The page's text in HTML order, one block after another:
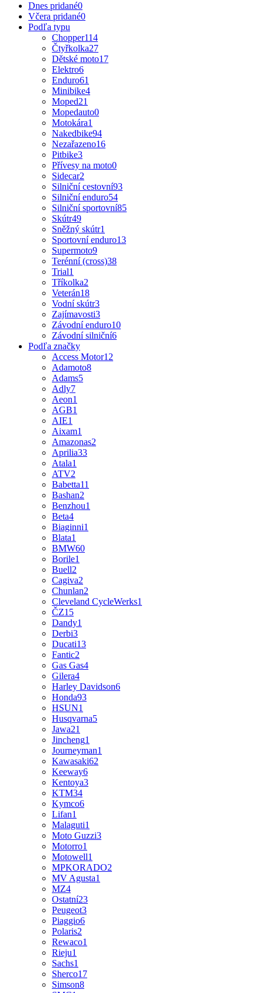
Dnes pridané0
Včera pridané0
Podľa typu
Chopper114
Čtyřkolka27
Dětské moto17
Elektro6
Enduro61
Minibike4
Moped21
Mopedauto0
Motokára1
Nakedbike94
Nezařazeno16
Pitbike3
Přívesy na moto0
Sidecar2
Silniční cestovní93
Silniční enduro54
Silniční sportovní85
Skútr49
Sněžný skútr1
Sportovní enduro13
Supermoto9
Terénní (cross)38
Trial1
Tříkolka2
Veterán18
Vodní skútr3
Zajímavosti3
Závodní enduro10
Závodní silniční6
Podľa značky
Access Motor12
Adamoto8
Adams5
Adly7
Aeon1
AGB1
AIE1
Aixam1
Amazonas2
Aprilia33
Atala1
ATV2
Babetta11
Bashan2
Benzhou1
Beta4
Biaginni1
Blata1
BMW60
Borile1
Buell2
Cagiva2
Chunlan2
Cleveland CycleWerks1
ČZ15
Dandy1
Derbi3
Ducati13
Fantic2
Gas Gas4
Gilera4
Harley Davidson6
Honda93
HSUN1
Husqvarna5
Jawa21
Jincheng1
Journeyman1
Kawasaki62
Keeway6
Kentoya3
KTM34
Kymco6
Lifan1
Malaguti1
Moto Guzzi3
Motorro1
Motowell1
MPKORADO2
MV Agusta1
MZ4
Ostatní23
Peugeot3
Piaggio6
Polaris2
Rewaco1
Rieju1
Sachs1
Sherco17
Simson8